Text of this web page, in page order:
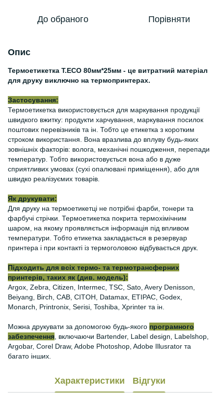
До обраного Порівняти
Опис
Термоетикетка Т.ЕСО 80мм*25мм - це витратний матеріал
для друку виключно на термопринтерах.
Застосування:
Термоетикетка використовується для маркування продукції
швидкого вжитку: продукти харчування, маркування посилок
поштових перевізників та ін. Тобто це етикетка з коротким
строком використання. Вона вразлива до вплуву будь-яких
зовнішніх факторів: волога, механічні пошкодження, перепади
температур. Тобто використовується вона або в дуже
сприятливих умовах (сухі опалювані приміщення), або для
швидко реалізуємих товарів.
Як друкувати:
Для друку на термоетикетці не потрібні фарби, тонери та
фарбучі стрічки. Термоетикетка покрита термохімічним
шаром, на якому проявляється інформація під впливом
температури. Тобто етикетка закладається в резервуар
принтера і при контакті із термоголовою відбувається друк.
Підходить для всіх термо- та термотрансферних
принтерів, таких як (див. модель):
Argox, Zebra, Citizen, Intermec, TSC, Sato, Avery Denisson,
Beiyang, Birch, CAB, CITOH, Datamax, ETIPAC, Godex,
Monarch, Printronix, Serisi, Toshiba, Xprinter та ін.
Можна друкувати за допомогою будь-якого програмного
забезпечення , включаючи Bartender, Label design, Labelshop,
Argobar, Corel Draw, Adobe Photoshop, Adobe Illusrator та
багато інших.
Характеристики Відгуки